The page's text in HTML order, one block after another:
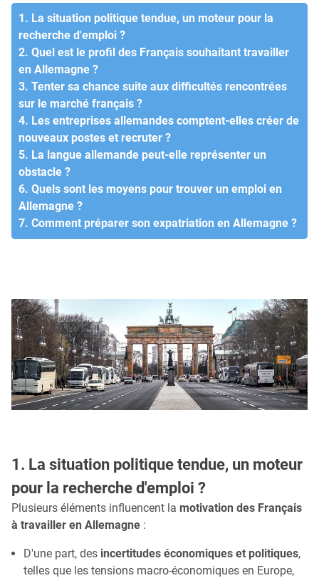
1. La situation politique tendue, un moteur pour la
recherche d'emploi ?
2. Quel est le profil des Français souhaitant travailler
en Allemagne ?
3. Tenter sa chance suite aux difficultés rencontrées
sur le marché français ?
4. Les entreprises allemandes comptent-elles créer de
nouveaux postes et recruter ?
5. La langue allemande peut-elle représenter un
obstacle ?
6. Quels sont les moyens pour trouver un emploi en
Allemagne ?
7. Comment préparer son expatriation en Allemagne ?
1. La situation politique tendue, un moteur
pour la recherche d'emploi ?
Plusieurs éléments influencent la motivation des Français
à travailler en Allemagne :
D'une part, des incertitudes économiques et politiques,
telles que les tensions macro-économiques en Europe,